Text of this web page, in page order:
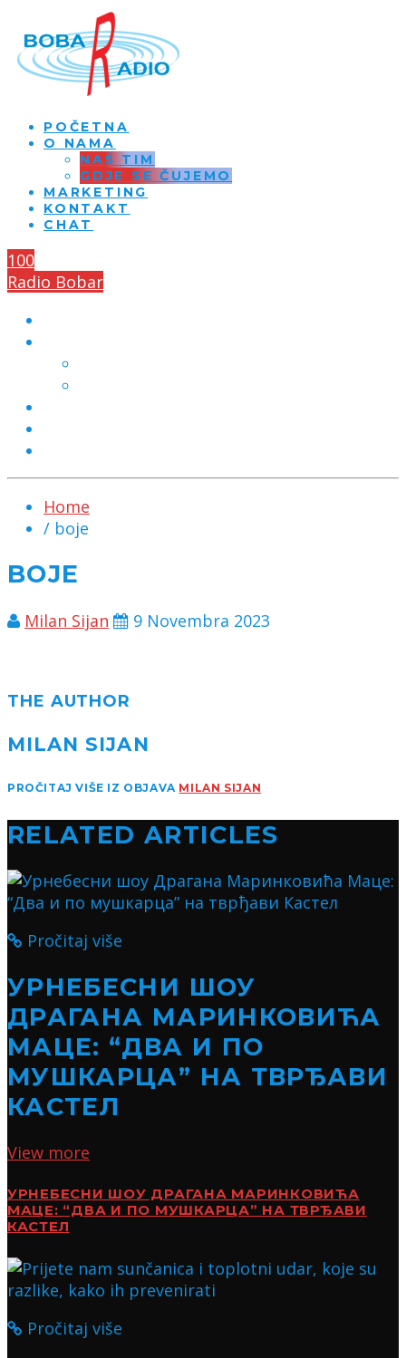
POČETNA
O NAMA
NAŠ TIM
GDJE SE ČUJEMO
MARKETING
KONTAKT
CHAT
100
Radio Bobar
Home
/ boje
BOJE
Milan Sijan 9 Novembra 2023
THE AUTHOR
MILAN SIJAN
PROČITAJ VIŠE IZ OBJAVA MILAN SIJAN
RELATED ARTICLES
Pročitaj više
УРНЕБЕСНИ ШОУ
ДРАГАНА МАРИНКОВИЋА
МАЦЕ: “ДВА И ПО
МУШКАРЦА” НА ТВРЂАВИ
КАСТЕЛ
View more
УРНЕБЕСНИ ШОУ ДРАГАНА МАРИНКОВИЋА
МАЦЕ: “ДВА И ПО МУШКАРЦА” НА ТВРЂАВИ
КАСТЕЛ
Pročitaj više